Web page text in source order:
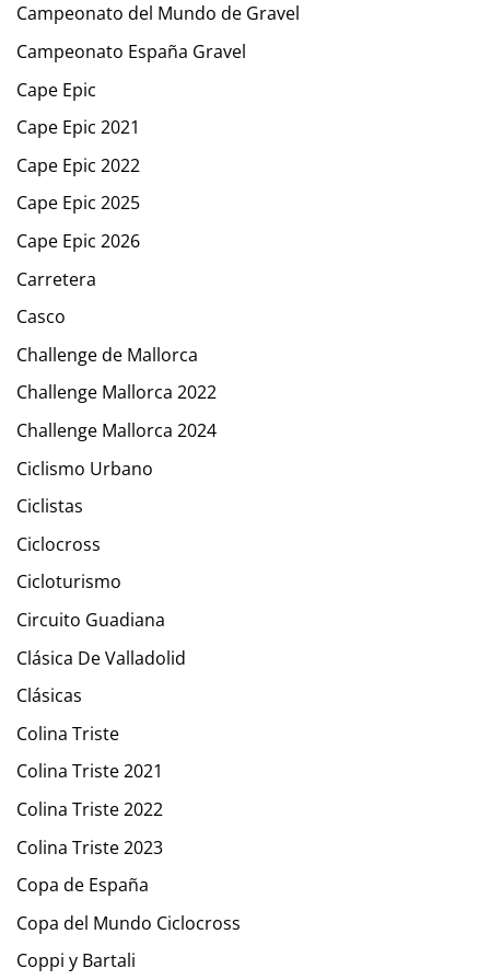
Campeonato del Mundo de Gravel
Campeonato España Gravel
Cape Epic
Cape Epic 2021
Cape Epic 2022
Cape Epic 2025
Cape Epic 2026
Carretera
Casco
Challenge de Mallorca
Challenge Mallorca 2022
Challenge Mallorca 2024
Ciclismo Urbano
Ciclistas
Ciclocross
Cicloturismo
Circuito Guadiana
Clásica De Valladolid
Clásicas
Colina Triste
Colina Triste 2021
Colina Triste 2022
Colina Triste 2023
Copa de España
Copa del Mundo Ciclocross
Coppi y Bartali